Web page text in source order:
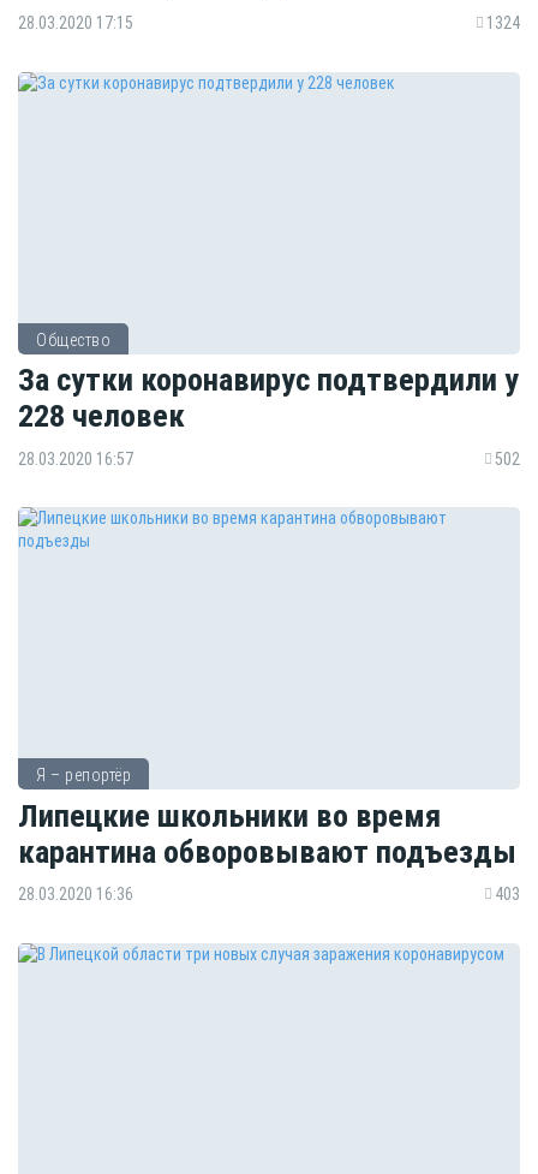
28.03.2020 17:15 1324
Общество
За сутки коронавирус подтвердили у
228 человек
28.03.2020 16:57 502
Я – репортёр
Липецкие школьники во время
карантина обворовывают подъезды
28.03.2020 16:36 403